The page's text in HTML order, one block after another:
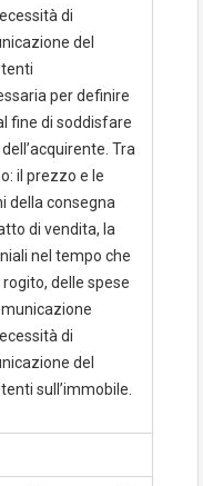
di
del
per definire
fine di soddisfare
Tra
il prezzo e le
della consegna
di vendita, la
nel tempo che
delle spese
di
del
sull’immobile.